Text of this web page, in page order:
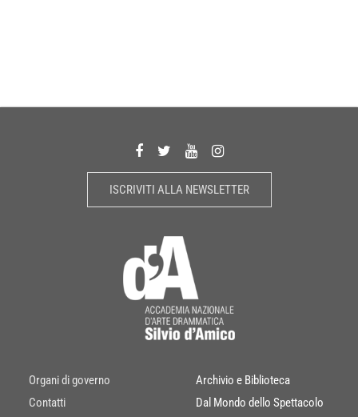
ISCRIVITI ALLA NEWSLETTER
Organi di governo
Contatti
Archivio e Biblioteca
Dal Mondo dello Spettacolo